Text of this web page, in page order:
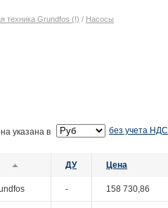
техника Grundfos (!) / Насосы
без учета НДС
указана в
ДУ Цена
- 158 730,86